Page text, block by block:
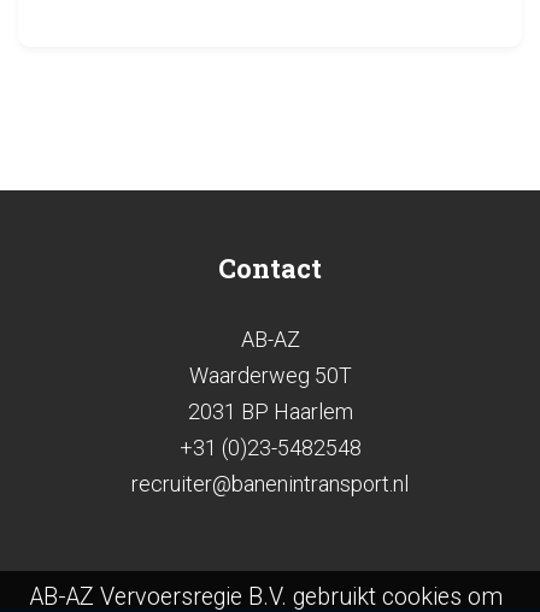
Contact
AB-AZ
Waarderweg 50T
2031 BP Haarlem
+31 (0)23-5482548
recruiter@banenintransport.nl
AB-AZ Vervoersregie B.V. gebruikt cookies om